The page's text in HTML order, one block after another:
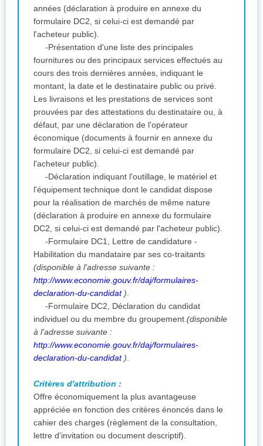
années (déclaration à produire en annexe du
formulaire DC2, si celui-ci est demandé par
l'acheteur public).
-Présentation d'une liste des principales
fournitures ou des principaux services effectués au
cours des trois dernières années, indiquant le
montant, la date et le destinataire public ou privé.
Les livraisons et les prestations de services sont
prouvées par des attestations du destinataire ou, à
défaut, par une déclaration de l'opérateur
économique (documents à fournir en annexe du
formulaire DC2, si celui-ci est demandé par
l'acheteur public).
-Déclaration indiquant l'outillage, le matériel et
l'équipement technique dont le candidat dispose
pour la réalisation de marchés de même nature
(déclaration à produire en annexe du formulaire
DC2, si celui-ci est demandé par l'acheteur public).
-Formulaire DC1, Lettre de candidature -
Habilitation du mandataire par ses co-traitants
(disponible à l'adresse suivante :
http://www.economie.gouv.fr/daj/formulaires-
declaration-du-candidat)
-Formulaire DC2, Déclaration du candidat
individuel ou du membre du groupement. (disponible
à l'adresse suivante :
http://www.economie.gouv.fr/daj/formulaires-
declaration-du-candidat)
Critères d'attribution :
Offre économiquement la plus avantageuse
appréciée en fonction des critères énoncés dans le
cahier des charges (règlement de la consultation,
lettre d'invitation ou document descriptif).